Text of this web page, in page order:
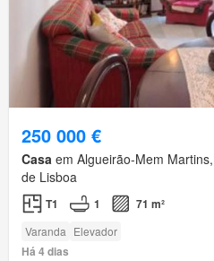
250 000 €
Casa em Algueirão-Mem
de Lisboa
T1 1 71 m²
Varanda Elevador
Há 4 dias